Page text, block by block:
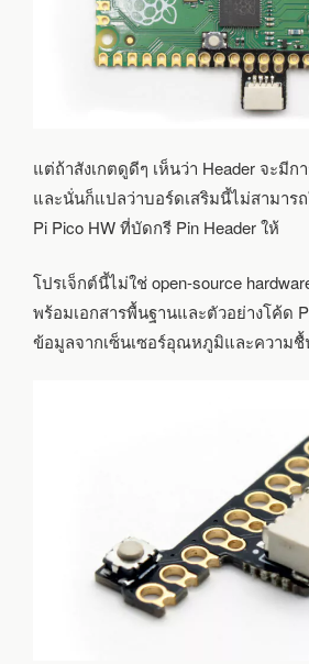
แต่ถ้าสังเกตดูดีๆ เห็นว่า Header จะมีก
และนั่นก็แปลว่าบอร์ดเสริมนี้ไม่สามาร
Pi Pico HW ที่บัดกรี Pin Header ให้
โปรเจ็กต์นี้ไม่ใช่ open-source
พร้อมเอกสารพื้นฐานและตัวอย่างโค้ด
ข้อมูลจากเซ็นเซอร์อุณหภูมิและความ